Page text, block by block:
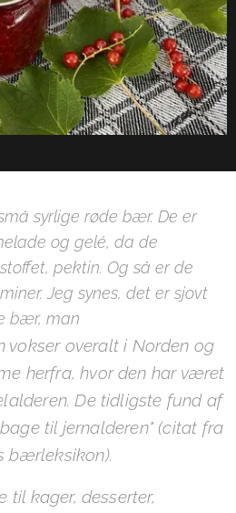
syrlige røde bær. De er
og gelé, da de
pektin. Og så er de
Jeg synes, det er sjovt
bær, man
vokser overalt i Norden og
herfra, hvor den har været
De tidligste fund af
til jernalderen" (citat fra
bærleksikon).
til kager, desserter,